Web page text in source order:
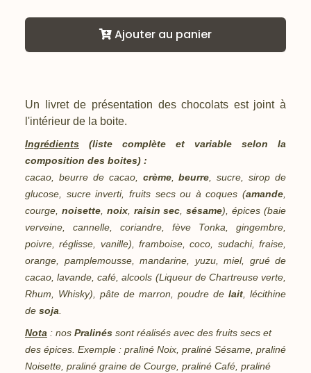
Ajouter au panier
Un livret de présentation des chocolats est joint à
l'intérieur de la boite.
Ingrédients (liste complète et variable selon la
composition des boites) :
cacao, beurre de cacao, crème,beurre, sucre, sirop de
glucose, sucre inverti, fruits secs ou à coques (amande,
courge, noisette, noix, raisin sec,sésame), épices (baie
verveine, cannelle, coriandre, fève Tonka, gingembre,
poivre, réglisse, vanille), framboise, coco, sudachi, fraise,
orange, pamplemousse, mandarine, yuzu, miel, grué de
cacao, lavande, café, alcools (Liqueur de Chartreuse verte,
Rhum, Whisky), pâte de marron, poudre de lait, lécithine
de soja.
Nota : nos Pralinés sont réalisés avec des fruits secs et
des épices. Exemple : praliné Noix, praliné Sésame, praliné
Noisette, praliné graine de Courge, praliné Café, praliné